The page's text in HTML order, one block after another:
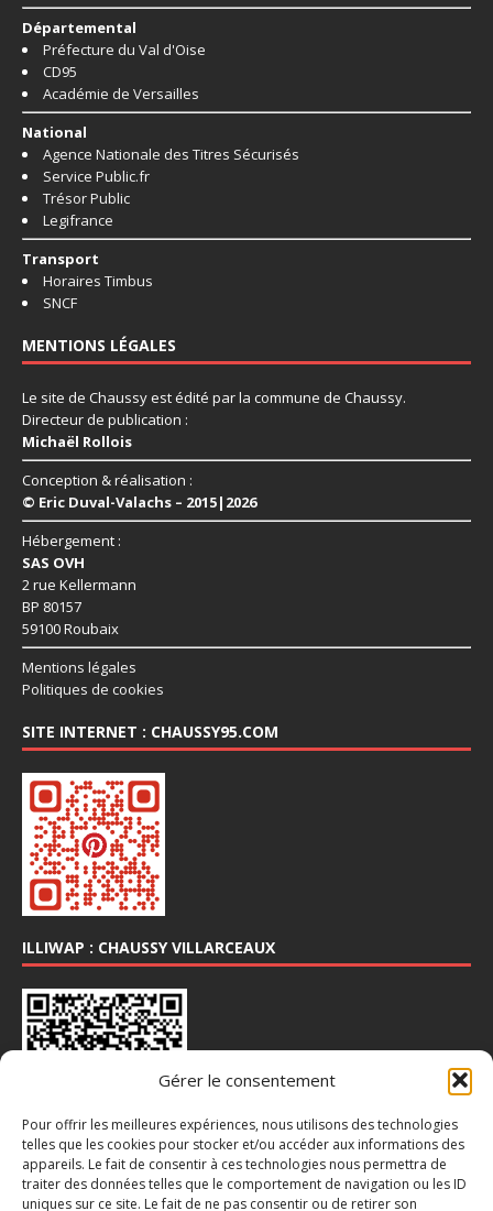
Gérer le consentement
Pour offrir les meilleures expériences, nous utilisons des technologies
telles que les cookies pour stocker et/ou accéder aux informations des
appareils. Le fait de consentir à ces technologies nous permettra de
traiter des données telles que le comportement de navigation ou les ID
uniques sur ce site. Le fait de ne pas consentir ou de retirer son
Départemental
Préfecture du Val d'Oise
CD95
Académie de Versailles
National
Agence Nationale des Titres Sécurisés
Service Public.fr
Trésor Public
Legifrance
Transport
Horaires Timbus
SNCF
MENTIONS LÉGALES
Le site de Chaussy est édité par la commune de Chaussy.
Directeur de publication :
Michaël Rollois
Conception & réalisation :
© Eric Duval-Valachs – 2015|2026
Hébergement :
SAS OVH
2 rue Kellermann
BP 80157
59100 Roubaix
Mentions légales
Politiques de cookies
SITE INTERNET : CHAUSSY95.COM
ILLIWAP : CHAUSSY VILLARCEAUX
INSTA : @CHAUSSY_VILLARCEAUX